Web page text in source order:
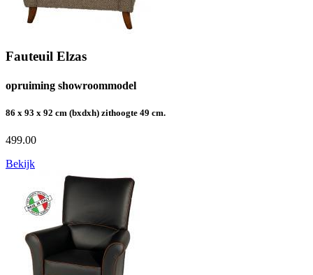
Fauteuil Elzas
opruiming showroommodel
86 x 93 x 92 cm (bxdxh) zithoogte 49 cm.
499.00
Bekijk